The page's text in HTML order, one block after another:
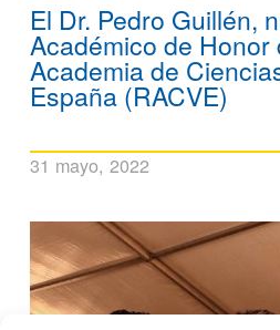
El Dr. Pedro Guillén,
Académico de Honor
Academia de
España (RACVE)
31 mayo, 2022